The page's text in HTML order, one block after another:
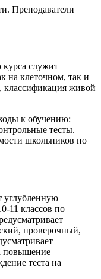
Преподаватели
курса служит
на клеточном, так и
классификация живой
к обучению:
тесты.
школьников по
углубленную
11 классов по
проверочный,
повышение
теста на